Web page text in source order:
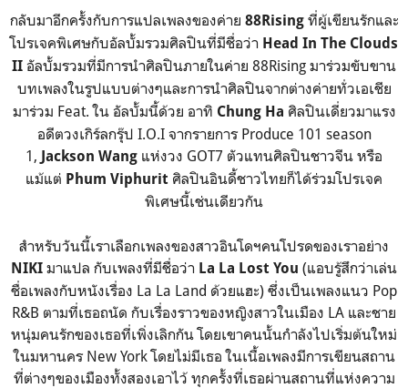
กลับมาอีกครั้งกับการแปลเพลงของค่าย 88Rising ที่ผู้เขียนรักและ
โปรเจคพิเศษกับอัลบั้มรวมศิลปินที่มีชื่อว่า Head In The Clouds
II อัลบั้มรวมที่มีการนำศิลปินภายในค่าย 88Rising มาร่วมขับขาน
บทเพลงในรูปแบบต่างๆและการนำศิลปินจากต่างค่ายทั่วเอเชีย
มาร่วม Feat. ใน อัลบั้มนี้ด้วย อาทิ Chung Ha ศิลปินเดี่ยวมาแรง
อดีตวงเกิร์ลกรุ๊ป I.O.I จากรายการ Produce 101 season
1, Jackson Wang แห่งวง GOT7 ตัวแทนศิลปินชาวจีน หรือ
แม้แต่ Phum Viphurit ศิลปินอินดี้ชาวไทยก็ได้ร่วมโปรเจค
พิเศษนี้เช่นเดียวกัน
สำหรับวันนี้เราเลือกเพลงของสาวอินโดฯคนโปรดของเราอย่าง
NIKI มาแปล กับเพลงที่มีชื่อว่า La La Lost You (แอบรู้สึกว่าเล่น
ชื่อเพลงกับหนังเรื่อง La La Land ด้วยแฮะ) ซึ่งเป็นเพลงแนว Pop
R&B ตามที่เธอถนัด กับเรื่องราวของหญิงสาวในเมือง LA และชาย
หนุ่มคนรักของเธอที่เพิ่งเลิกกัน โดยเขาคนนั้นกำลังไปเริ่มต้นใหม่
ในมหานคร New York โดยไม่มีเธอ ในเนื้อเพลงมีการเขียนสถาน
ที่ต่างๆของเมืองทั้งสองเอาไว้ ทุกครั้งที่เธอผ่านสถานที่แห่งความ